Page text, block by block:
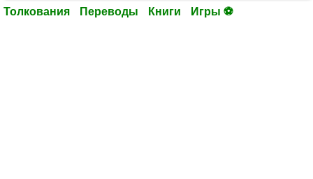
Толкования Переводы Книги Игры ⚽